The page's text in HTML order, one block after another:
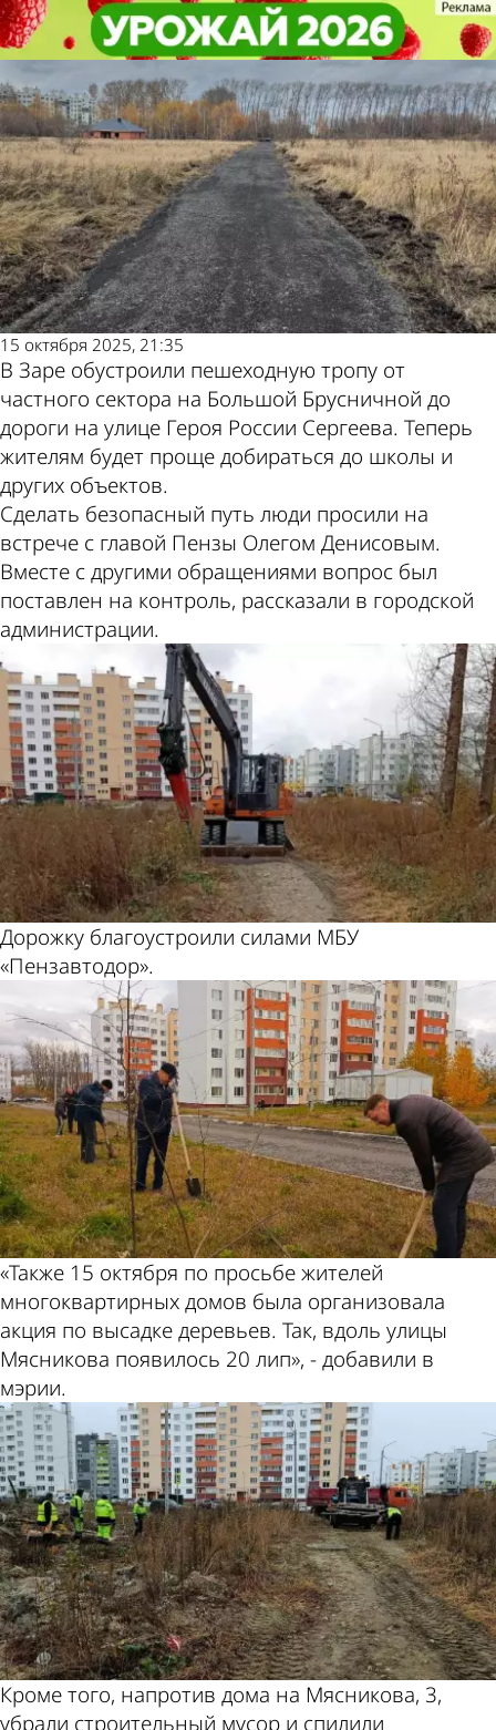
В Заре жителям обустроили
пешеходную тропу до школы
Из жизни
15 октября 2025, 21:35
В Заре обустроили пешеходную тропу от
частного сектора на Большой Брусничной до
дороги на улице Героя России Сергеева. Теперь
жителям будет проще добираться до школы и
других объектов.
Сделать безопасный путь люди просили на
встрече с главой Пензы Олегом Денисовым.
Вместе с другими обращениями вопрос был
поставлен на контроль, рассказали в городской
администрации.
Дорожку благоустроили силами МБУ
«Пензавтодор».
«Также 15 октября по просьбе жителей
многоквартирных домов была организовала
акция по высадке деревьев. Так, вдоль улицы
Мясникова появилось 20 лип», - добавили в
мэрии.
Кроме того, напротив дома на Мясникова, 3,
убрали строительный мусор и спилили
В Заре жителям обустроили
пешеходную тропу до школы
Из жизни
Другие
новости по
теме
Погода и курсы
валют в Пензе